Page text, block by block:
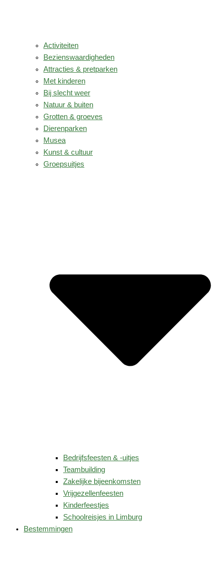
Activiteiten
Bezienswaardigheden
Attracties & pretparken
Met kinderen
Bij slecht weer
Natuur & buiten
Grotten & groeves
Dierenparken
Musea
Kunst & cultuur
Groepsuitjes
Bedrijfsfeesten & -uitjes
Teambuilding
Zakelijke bijeenkomsten
Vrijgezellenfeesten
Kinderfeestjes
Schoolreisjes in Limburg
Bestemmingen